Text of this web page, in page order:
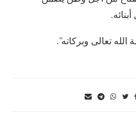
تعالى وبركاته”.